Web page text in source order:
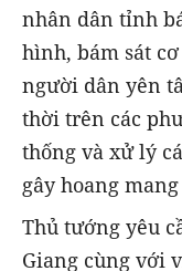
nhân dân tỉnh
hình, bám sát
người dân yên
thời trên các
thống và xử lý
gây hoang
Thủ tướng yêu
Giang cùng với